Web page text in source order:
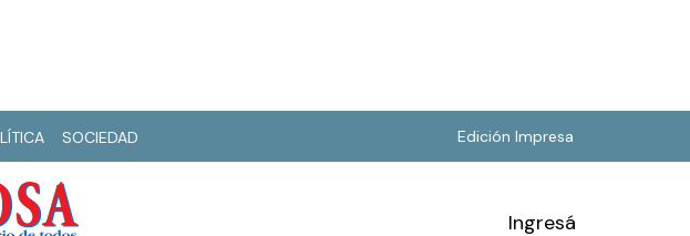
SOCIEDAD Edición Impresa
Ingresá